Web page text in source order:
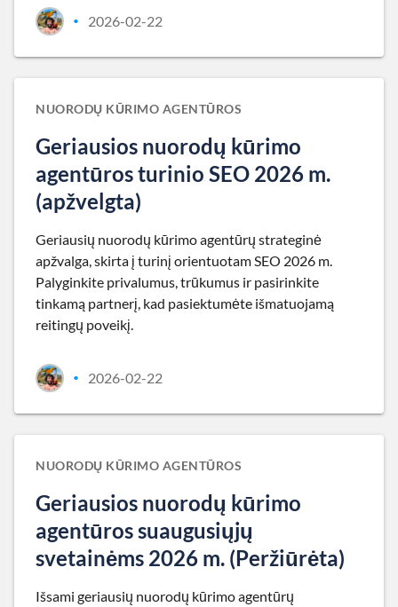
• 2026-02-22
NUORODŲ KŪRIMO AGENTŪROS
Geriausios nuorodų kūrimo
agentūros turinio SEO 2026 m.
(apžvelgta)
Geriausių nuorodų kūrimo agentūrų strateginė
apžvalga, skirta į turinį orientuotam SEO 2026 m.
Palyginkite privalumus, trūkumus ir pasirinkite
tinkamą partnerį, kad pasiektumėte išmatuojamą
reitingų poveikį.
• 2026-02-22
NUORODŲ KŪRIMO AGENTŪROS
Geriausios nuorodų kūrimo
agentūros suaugusiųjų
svetainėms 2026 m. (Peržiūrėta)
Išsami geriausių nuorodų kūrimo agentūrų